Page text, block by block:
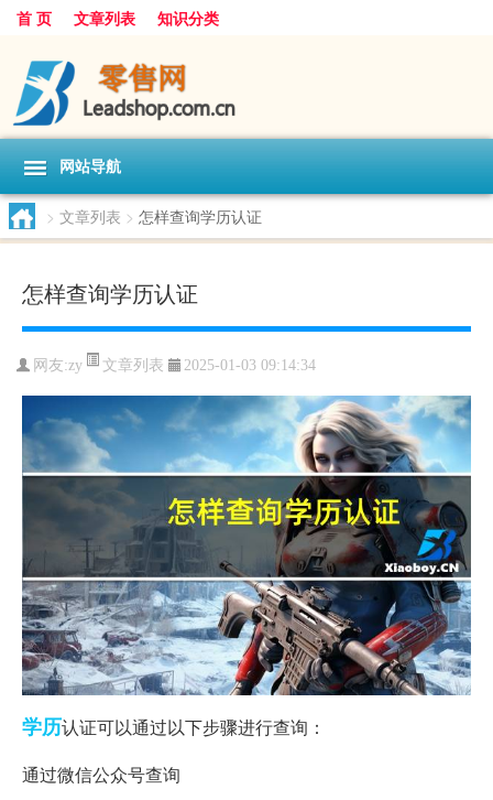
首 页 文章列表 知识分类
网站导航
> 文章列表 > 怎样查询学历认证
怎样查询学历认证
网友:zy 文章列表 2025-01-03 09:14:34
学历认证可以通过以下步骤进行查询：
通过微信公众号查询